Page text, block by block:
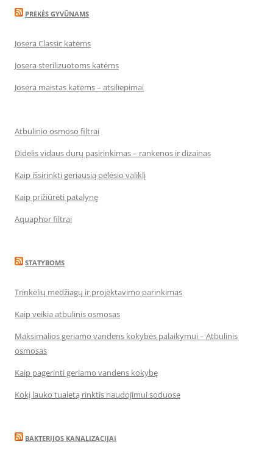
PREKĖS GYVŪNAMS
Josera Classic katėms
Josera sterilizuotoms katėms
Josera maistas katėms – atsiliepimai
Atbulinio osmoso filtrai
Didelis vidaus durų pasirinkimas – rankenos ir dizainas
Kaip išsirinkti geriausią pelėsio valiklį
Kaip prižiūrėti patalynę
Aquaphor filtrai
STATYBOMS
Trinkelių medžiagų ir projektavimo parinkimas
Kaip veikia atbulinis osmosas
Maksimalios geriamo vandens kokybės palaikymui – Atbulinis
osmosas
Kaip pagerinti geriamo vandens kokybę
Kokį lauko tualetą rinktis naudojimui soduose
BAKTERIJOS KANALIZACIJAI